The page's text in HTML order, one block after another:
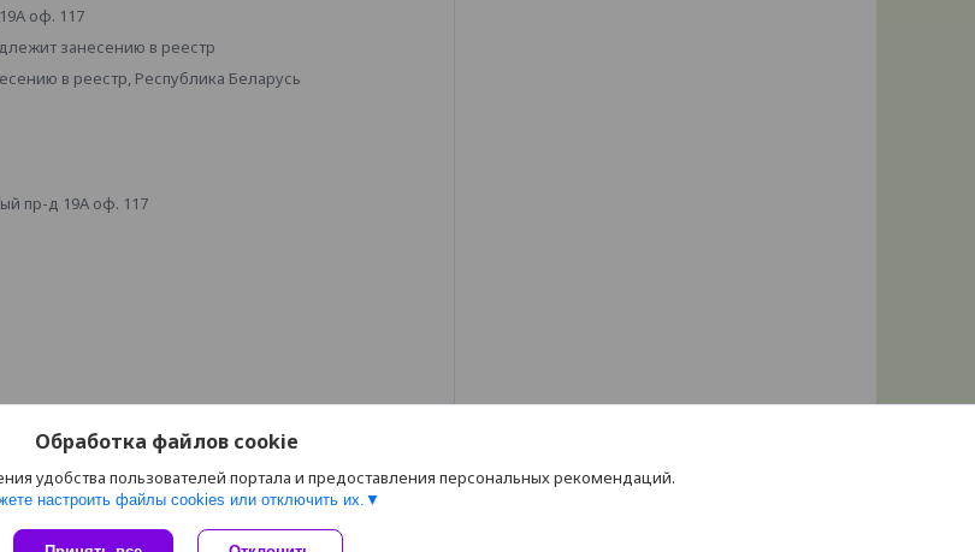
оф. 117
занесению в реестр
в реестр, Республика Беларусь
пр-д 19А оф. 117
Обработка файлов cookie
удобства пользователей портала и предоставления персональных рекомендаций.
настроить файлы cookies или отключить их.